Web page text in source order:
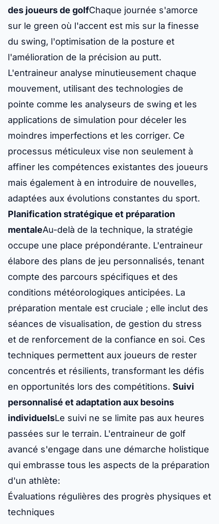
des joueurs de golfChaque journée s'amorce
sur le green où l'accent est mis sur la finesse
du swing, l'optimisation de la posture et
l'amélioration de la précision au putt.
L'entraineur analyse minutieusement chaque
mouvement, utilisant des technologies de
pointe comme les analyseurs de swing et les
applications de simulation pour déceler les
moindres imperfections et les corriger. Ce
processus méticuleux vise non seulement à
affiner les compétences existantes des joueurs
mais également à en introduire de nouvelles,
adaptées aux évolutions constantes du sport.
Planification stratégique et préparation
mentaleAu-delà de la technique, la stratégie
occupe une place prépondérante. L'entraineur
élabore des plans de jeu personnalisés, tenant
compte des parcours spécifiques et des
conditions météorologiques anticipées. La
préparation mentale est cruciale ; elle inclut des
séances de visualisation, de gestion du stress
et de renforcement de la confiance en soi. Ces
techniques permettent aux joueurs de rester
concentrés et résilients, transformant les défis
en opportunités lors des compétitions. Suivi
personnalisé et adaptation aux besoins
individuelsLe suivi ne se limite pas aux heures
passées sur le terrain. L'entraineur de golf
avancé s'engage dans une démarche holistique
qui embrasse tous les aspects de la préparation
d'un athlète:
Évaluations régulières des progrès physiques et
techniques